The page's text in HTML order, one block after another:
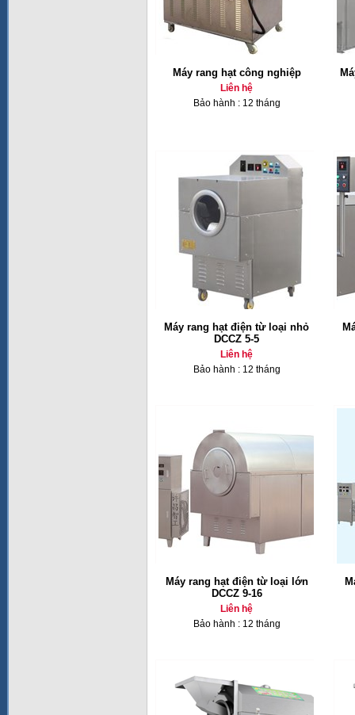
Máy rang hạt công nghiệp
Liên hệ
Bảo hành : 12 tháng
Máy rang hạt điện từ loại nhỏ
DCCZ 5-5
Liên hệ
Bảo hành : 12 tháng
Máy rang hạt điện từ loại lớn
DCCZ 9-16
Liên hệ
Bảo hành : 12 tháng